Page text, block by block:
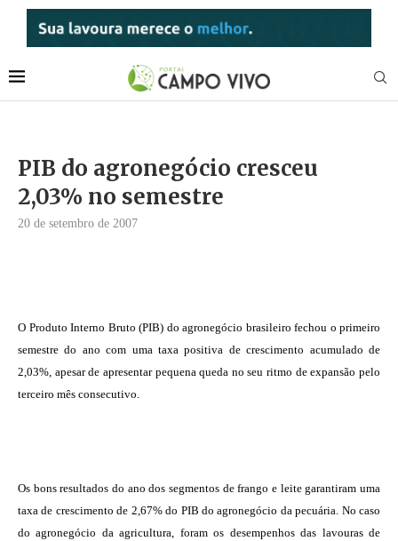
PIB do agronegócio cresceu
2,03% no semestre
20 de setembro de 2007
O Produto Interno Bruto (PIB) do agronegócio brasileiro fechou o primeiro
semestre do ano com uma taxa positiva de crescimento acumulado de
2,03%, apesar de apresentar pequena queda no seu ritmo de expansão pelo
terceiro mês consecutivo.
Os bons resultados do ano dos segmentos de frango e leite garantiram uma
taxa de crescimento de 2,67% do PIB do agronegócio da pecuária. No caso
do agronegócio da agricultura, foram os desempenhos das lavouras de